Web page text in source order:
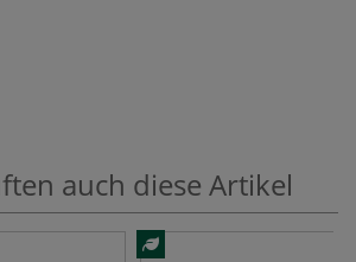
auch diese Artikel